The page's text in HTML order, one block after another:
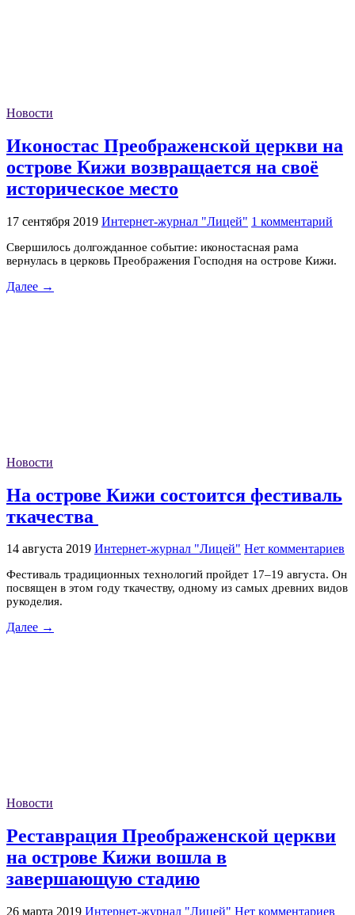
Новости
Иконостас Преображенской церкви на
острове Кижи возвращается на своё
историческое место
17 сентября 2019 Интернет-журнал "Лицей" 1 комментарий
Свершилось долгожданное событие: иконостасная рама
вернулась в церковь Преображения Господня на острове Кижи.
Далее →
Новости
На острове Кижи состоится фестиваль
ткачества
14 августа 2019 Интернет-журнал "Лицей" Нет комментариев
Фестиваль традиционных технологий пройдет 17–19 августа. Он
посвящен в этом году ткачеству, одному из самых древних видов
рукоделия.
Далее →
Новости
Реставрация Преображенской церкви
на оcтрове Кижи вошла в
завершающую стадию
26 марта 2019 Интернет-журнал "Лицей" Нет комментариев